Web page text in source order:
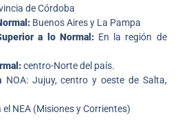
de Córdoba
Buenos Aires y La Pampa
a lo Normal:En la región de
centro-Norte del país.
NOA: Jujuy, centro y oeste de Salta,
el NEA (Misiones y Corrientes)